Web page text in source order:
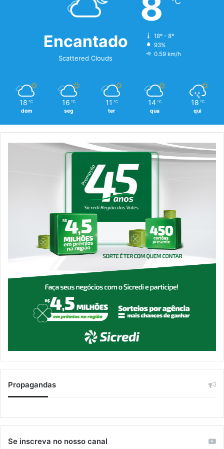
Encantado
Scattered Clouds
18º - 8º
93%
0.59 km/h
18 ℃
dom
16 ℃
seg
11 ℃
ter
14 ℃
qua
18 ℃
qui
Propagandas
Se inscreva no nosso canal